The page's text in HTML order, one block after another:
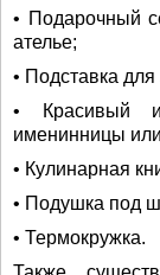
• Подарочный
ателье;
• Подставка для
• Красивый
именинницы
• Кулинарная
• Подушка под
• Термокружка.